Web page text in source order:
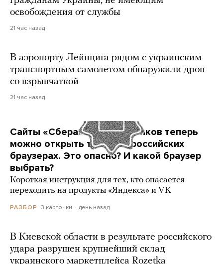
освобождения от службы
21 час назад
В аэропорту Лейпцига рядом с украинским
транспортным самолетом обнаружили дрон
со взрывчаткой
21 час назад
Сайты «Сбера» и других банков теперь
можно открыть только в российских
браузерах. Это опасно? И какой браузер
выбрать?
Короткая инструкция для тех, кто опасается
переходить на продукты «Яндекса» и VK
РАЗБОР 3 карточки день назад
В Киевской области в результате российского
удара разрушен крупнейший склад
украинского маркетплейса Rozetka